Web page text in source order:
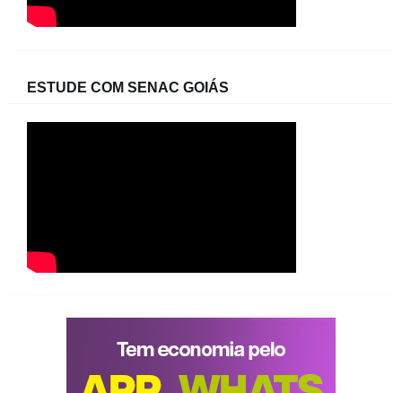
ESTUDE COM SENAC GOIÁS